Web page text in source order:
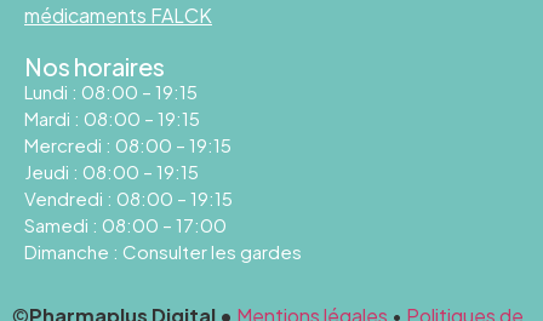
médicaments FALCK
Nos horaires
Lundi : 08:00 – 19:15
Mardi : 08:00 – 19:15
Mercredi : 08:00 – 19:15
Jeudi : 08:00 – 19:15
Vendredi : 08:00 – 19:15
Samedi : 08:00 – 17:00
Dimanche : Consulter les gardes
©Pharmaplus Digital • Mentions légales • Politiques de